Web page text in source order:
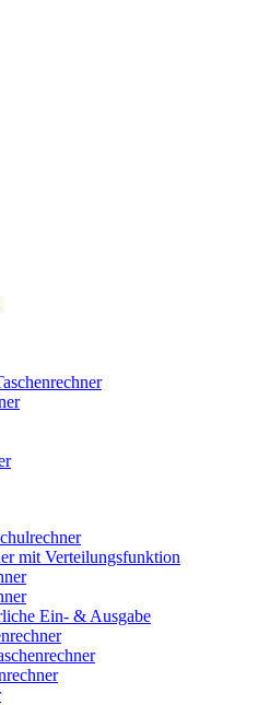
mit Verteilungsfunktion
Ein- & Ausgabe